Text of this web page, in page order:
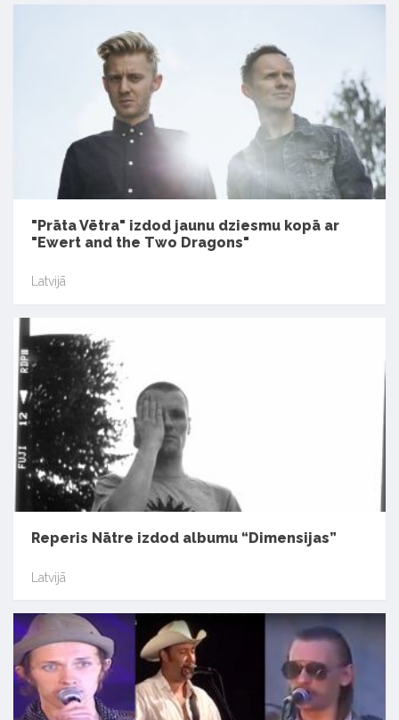
"Prāta Vētra" izdod jaunu dziesmu kopā ar
"Ewert and the Two Dragons"
Latvijā
Reperis Nātre izdod albumu “Dimensijas”
Latvijā